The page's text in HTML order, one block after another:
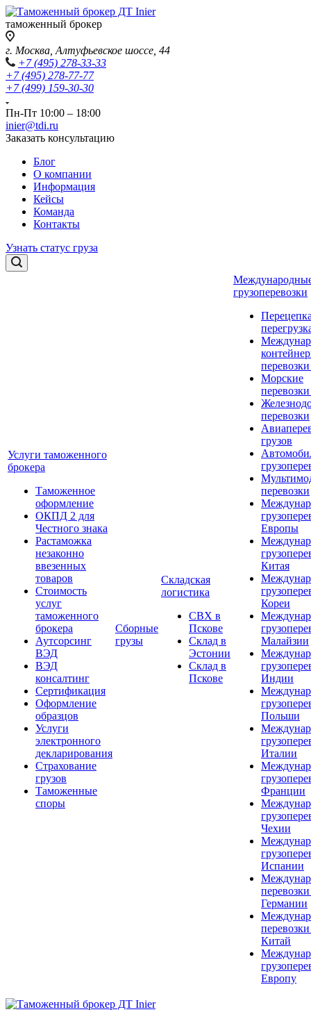
таможенный брокер
г. Москва, Алтуфьевское шоссе, 44
+7 (495) 278-33-33
+7 (495) 278-77-77
+7 (499) 159-30-30
Пн-Пт 10:00 – 18:00
inier@tdi.ru
Заказать консультацию
Блог
О компании
Информация
Кейсы
Команда
Контакты
Узнать статус груза
Услуги таможенного
брокера
Таможенное
оформление
ОКПД 2 для
Честного знака
Растаможка
незаконно
ввезенных
товаров
Стоимость
услуг
таможенного
брокера
Аутсорсинг
ВЭД
ВЭД
консалтинг
Сертификация
Оформление
образцов
Услуги
электронного
декларирования
Страхование
грузов
Таможенные
споры
Сборные
грузы
Складская
логистика
СВХ в
Пскове
Склад в
Эстонии
Склад в
Пскове
грузоперевозки
Морские
перевозки
грузов
перевозки
Европы
Китая
Кореи
Малайзии
Индии
Польши
Италии
Франции
Чехии
Испании
Германии
Китай
Европу